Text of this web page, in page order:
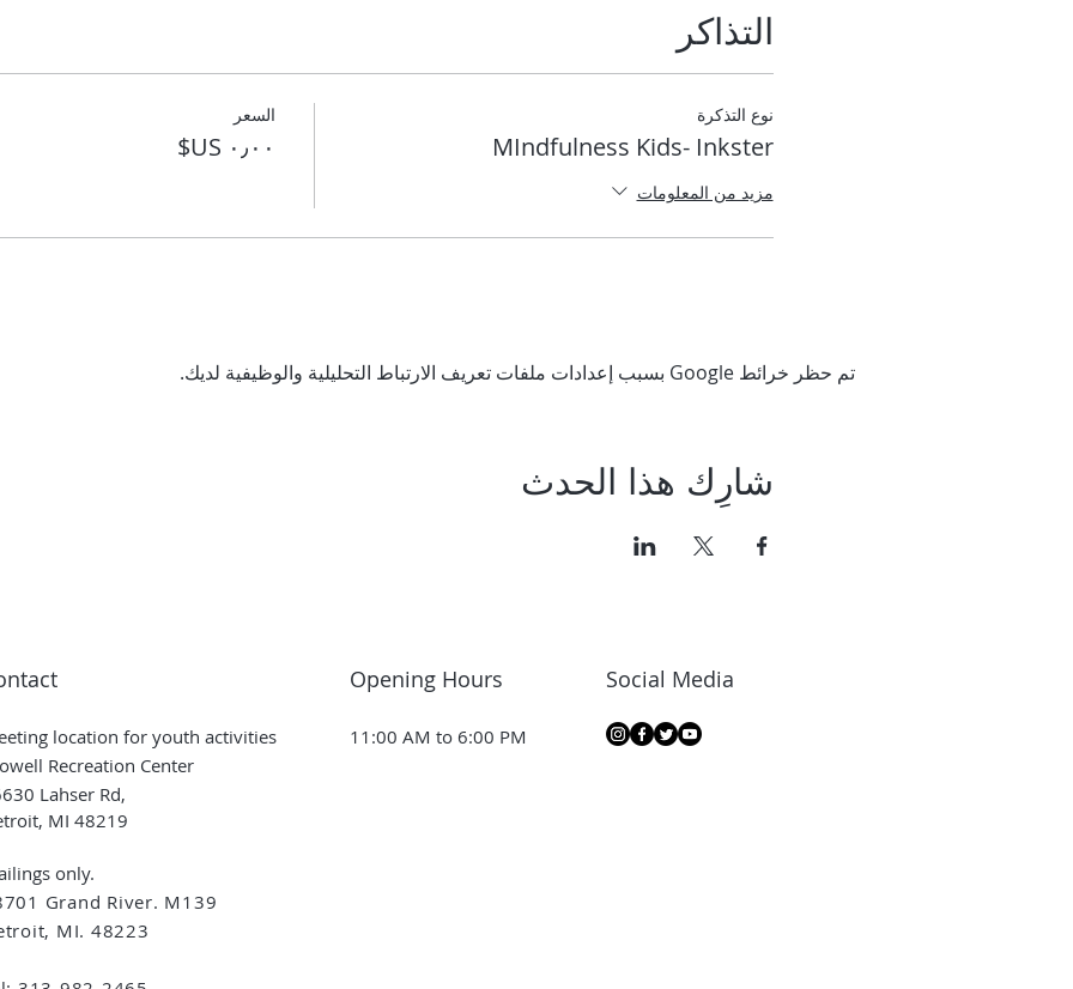
التذاكر
نوع التذكرة
MIndfulness Kids- Inkster
مزيد من المعلومات
السعر
تم حظر خرائط Google بسبب إعدادات ملفات تعريف الارتباط التحليلية والوظيفية لديك.
شارِك هذا الحدث
location for youth activities
Recreation Center
Lahser Rd,
MI 48219
only.
Grand River. M139
MI. 48223
Opening Hours
11:00 AM to 6:00 PM
Social Media